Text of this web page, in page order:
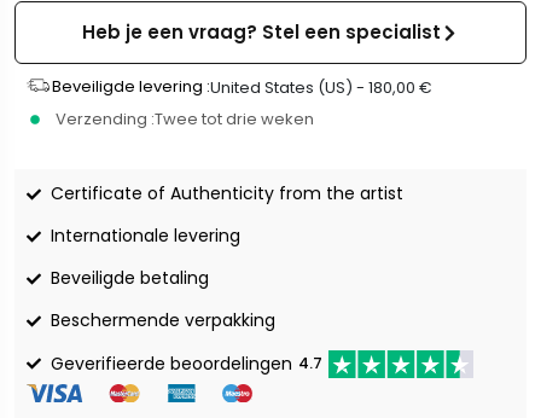
Heb je een vraag? Stel een specialist
Beveiligde levering :United States (US) - 180,00 €
Verzending :Twee tot drie weken
Certificate of Authenticity from the artist
Internationale levering
Beveiligde betaling
Beschermende verpakking
Geverifieerde beoordelingen 4.7